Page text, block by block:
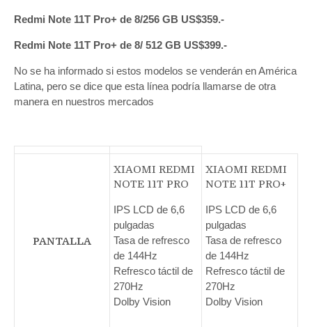
Redmi Note 11T Pro+ de 8/256 GB US$359.-
Redmi Note 11T Pro+ de 8/ 512 GB US$399.-
No se ha informado si estos modelos se venderán en América
Latina, pero se dice que esta línea podría llamarse de otra
manera en nuestros mercados
PANTALLA
XIAOMI REDMI
NOTE 11T PRO
IPS LCD de 6,6
pulgadas
Tasa de refresco
de 144Hz
Refresco táctil de
270Hz
Dolby Vision
XIAOMI REDMI
NOTE 11T PRO+
IPS LCD de 6,6
pulgadas
Tasa de refresco
de 144Hz
Refresco táctil de
270Hz
Dolby Vision